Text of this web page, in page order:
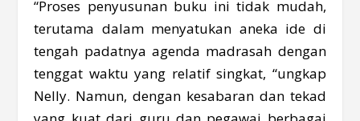
“Proses penyusunan buku ini tidak mudah,
terutama dalam menyatukan aneka ide di
tengah padatnya agenda madrasah dengan
tenggat waktu yang relatif singkat, “ungkap
Nelly. Namun, dengan kesabaran dan tekad